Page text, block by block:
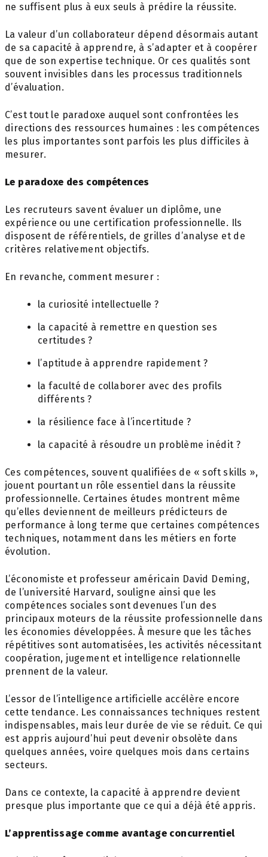
ne suffisent plus à eux seuls à prédire la réussite.
La valeur d’un collaborateur dépend désormais autant
de sa capacité à apprendre, à s’adapter et à coopérer
que de son expertise technique. Or ces qualités sont
souvent invisibles dans les processus traditionnels
d’évaluation.
C’est tout le paradoxe auquel sont confrontées les
directions des ressources humaines : les compétences
les plus importantes sont parfois les plus difficiles à
mesurer.
Le paradoxe des compétences
Les recruteurs savent évaluer un diplôme, une
expérience ou une certification professionnelle. Ils
disposent de référentiels, de grilles d’analyse et de
critères relativement objectifs.
En revanche, comment mesurer :
la curiosité intellectuelle ?
la capacité à remettre en question ses
certitudes ?
l’aptitude à apprendre rapidement ?
la faculté de collaborer avec des profils
différents ?
la résilience face à l’incertitude ?
la capacité à résoudre un problème inédit ?
Ces compétences, souvent qualifiées de « soft skills »,
jouent pourtant un rôle essentiel dans la réussite
professionnelle. Certaines études montrent même
qu’elles deviennent de meilleurs prédicteurs de
performance à long terme que certaines compétences
techniques, notamment dans les métiers en forte
évolution.
L’économiste et professeur américain David Deming,
de l’université Harvard, souligne ainsi que les
compétences sociales sont devenues l’un des
principaux moteurs de la réussite professionnelle dans
les économies développées. À mesure que les tâches
répétitives sont automatisées, les activités nécessitant
coopération, jugement et intelligence relationnelle
prennent de la valeur.
L’essor de l’intelligence artificielle accélère encore
cette tendance. Les connaissances techniques restent
indispensables, mais leur durée de vie se réduit. Ce qui
est appris aujourd’hui peut devenir obsolète dans
quelques années, voire quelques mois dans certains
secteurs.
Dans ce contexte, la capacité à apprendre devient
presque plus importante que ce qui a déjà été appris.
L’apprentissage comme avantage concurrentiel